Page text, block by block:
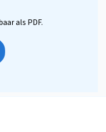
als PDF.